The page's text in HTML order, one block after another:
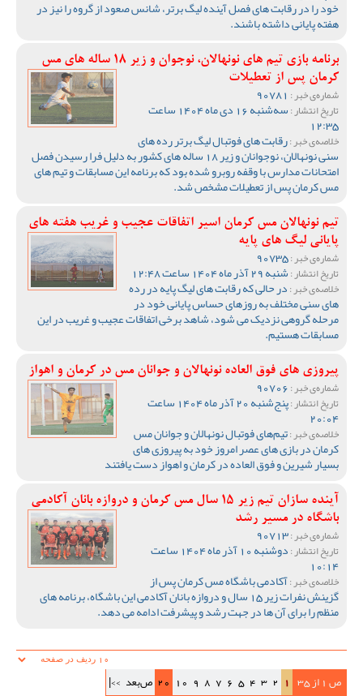
خود را در رقابت های فصل آینده لیگ برتر، شانس صعود از گروه را نیز در
هفته پایانی داشته باشند.
برنامه بازی تیم های نونهالان، نوجوان و زیر 18 ساله های مس
کرمان پس از تعطیلات
شماره‌ی خبر :
تاریخ انتشار : سه‌شنبه 16 دی ماه 1404 ساعت
12:35
خلاصه‌ی خبر :رقابت های فوتبال لیگ برتر رده های
سنی نونهالان، نوجوانان و زیر 18 ساله های کشور به دلیل فرا رسیدن فصل
امتحانات مدارس با وقفه روبرو شده بود که برنامه این مسابقات و تیم های
مس کرمان پس از تعطیلات مشخص شد.
تیم نونهالان مس کرمان اسیر اتفاقات عجیب و غریب هفته های
پایانی لیگ های پایه
شماره‌ی خبر :
تاریخ انتشار :شنبه 29 آذر ماه 1404 ساعت 12:48
خلاصه‌ی خبر :در حالی که رقابت های لیگ پایه در رده
های سنی مختلف به روزهای حساس پایانی خود در
مرحله گروهی نزدیک می شود، شاهد برخی اتفاقات عجیب و غریب در این
مسابقات هستیم.
پیروزی های فوق العاده نونهالان و جوانان مس در کرمان و اهواز
شماره‌ی خبر :
تاریخ انتشار : پنج‌شنبه 20 آذر ماه 1404 ساعت
20:04
خلاصه‌ی خبر :تیم‌های فوتبال نونهالان و جوانان مس
کرمان در بازی های عصر امروز خود به پیروزی های
بسیار شیرین و فوق العاده در کرمان و اهواز دست یافتند
آینده سازان تیم زیر 15 سال مس کرمان و دروازه بانان آکادمی
باشگاه در مسیر رشد
شماره‌ی خبر :
تاریخ انتشار : دوشنبه 10 آذر ماه 1404 ساعت
10:14
خلاصه‌ی خبر :آکادمی باشگاه مس کرمان پس از
گزینش نفرات زیر 15 سال و دروازه بانان آکادمی این باشگاه، برنامه های
منظم را برای آن ها در جهت رشد و پیشرفت ادامه می دهد.
ص 1 از 35 1
2
3
4
5
6
7
8
9
10
20 ص‌بعد >>|